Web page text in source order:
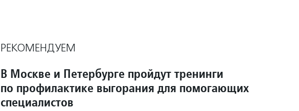
РЕКОМЕНДУЕМ
В Москве и Петербурге пройдут тренинги
по профилактике выгорания для помогающих
специалистов